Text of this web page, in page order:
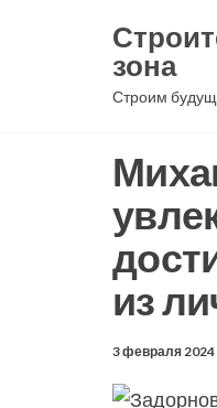
содержимомузона
Строим
из
3 февраля 2024